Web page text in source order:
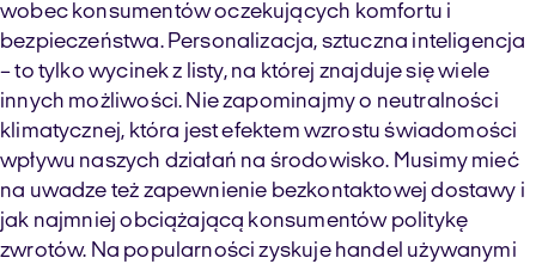
wobec konsumentów oczekujących komfortu i
bezpieczeństwa. Personalizacja, sztuczna inteligencja
– to tylko wycinek z listy, na której znajduje się wiele
innych możliwości. Nie zapominajmy o neutralności
klimatycznej, która jest efektem wzrostu świadomości
wpływu naszych działań na środowisko. Musimy mieć
na uwadze też zapewnienie bezkontaktowej dostawy i
jak najmniej obciążającą konsumentów politykę
zwrotów. Na popularności zyskuje handel używanymi